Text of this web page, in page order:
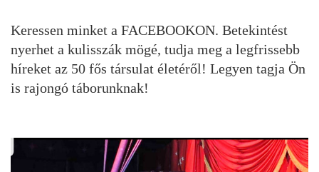
Keressen minket a FACEBOOKON. Betekintést
nyerhet a kulisszák mögé, tudja meg a legfrissebb
híreket az 50 fős társulat életéről! Legyen tagja Ön
is rajongó táborunknak!